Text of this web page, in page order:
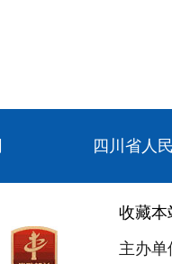
四川省人
收藏本
主办